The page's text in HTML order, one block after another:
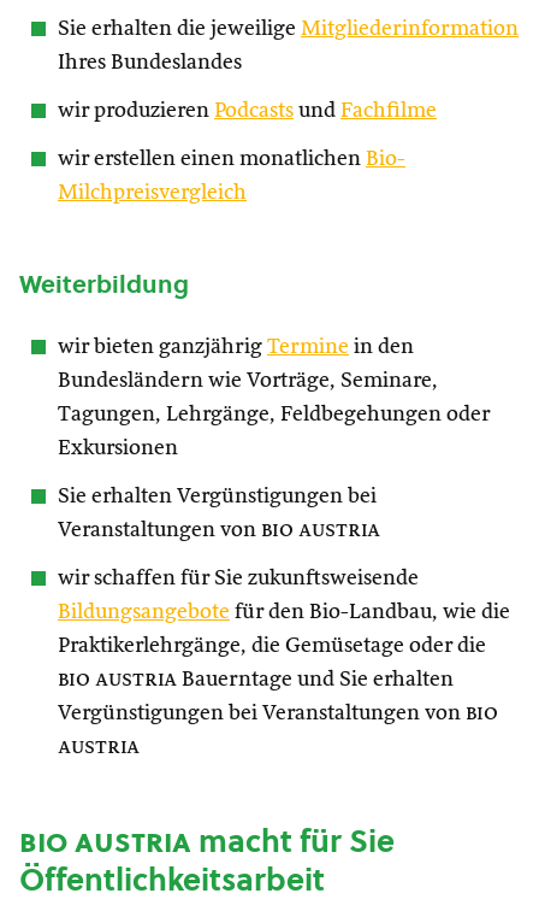
Sie erhalten die jeweilige Mitgliederinformation
Ihres Bundeslandes
wir produzieren Podcasts und Fachfilme
wir erstellen einen monatlichen Bio-
Milchpreisvergleich
Weiterbildung
wir bieten ganzjährig Termine in den
Bundesländern wie Vorträge, Seminare,
Tagungen, Lehrgänge, Feldbegehungen oder
Exkursionen
Sie erhalten Vergünstigungen bei
Veranstaltungen von bio austria
wir schaffen für Sie zukunftsweisende
Bildungsangebote für den Bio-Landbau, wie die
Praktikerlehrgänge, die Gemüsetage oder die
bio austria Bauerntage und Sie erhalten
Vergünstigungen bei Veranstaltungen von bio
austria
bio austriamacht für Sie
Öffentlichkeitsarbeit